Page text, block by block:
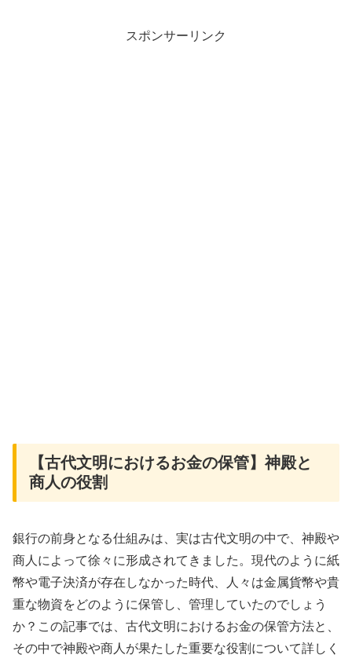
スポンサーリンク
【古代文明におけるお金の保管】神殿と
商人の役割
銀行の前身となる仕組みは、実は古代文明の中で、神殿や
商人によって徐々に形成されてきました。現代のように紙
幣や電子決済が存在しなかった時代、人々は金属貨幣や貴
重な物資をどのように保管し、管理していたのでしょう
か？この記事では、古代文明におけるお金の保管方法と、
その中で神殿や商人が果たした重要な役割について詳しく